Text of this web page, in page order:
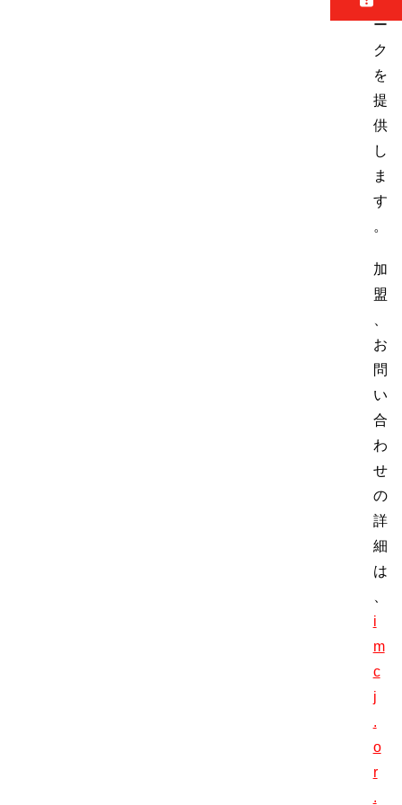
ー
ク
を
提
供
し
ま
す
。
加
盟
お
問
い
合
わ
せ
の
詳
細
は
i
m
c
j
.
o
r
.